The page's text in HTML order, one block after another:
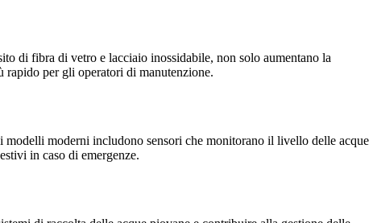
di fibra di vetro e lacciaio inossidabile, non solo aumentano la
rapido per gli operatori di manutenzione.
moderni includono sensori che monitorano il livello delle acque
in caso di emergenze.